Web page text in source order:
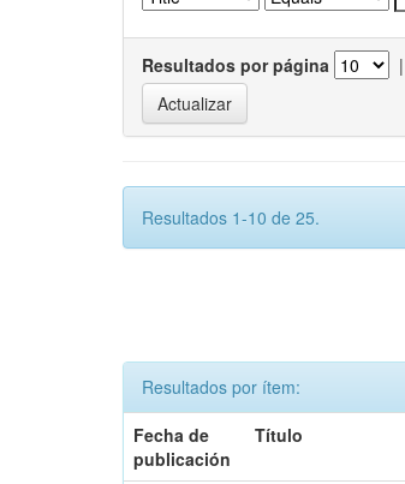
Resultados por página |
Resultados 1-10 de 25.
Resultados por ítem:
Fecha de
publicación
Título